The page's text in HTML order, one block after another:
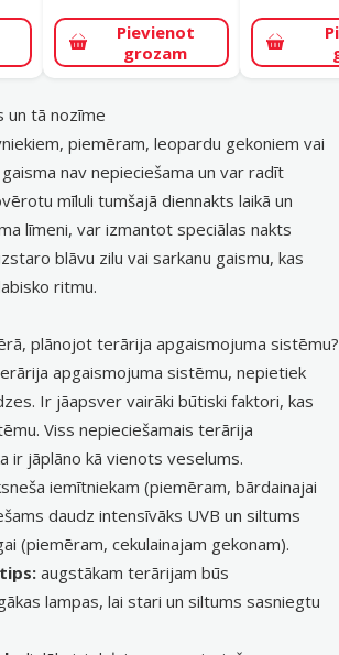
Pievienot
grozam
un tā nozīme
piemēram, leopardu gekoniem vai
nav nepieciešama un var radīt
mīluli tumšajā diennakts laikā un
līmeni, var izmantot speciālas nakts
blāvu zilu vai sarkanu gaismu, kas
ritmu.
plānojot terārija apgaismojuma sistēmu?
apgaismojuma sistēmu, nepietiek
Ir jāapsver vairāki būtiski faktori, kas
Viss nepieciešamais terārija
ir jāplāno kā vienots veselums.
iemītniekam (piemēram, bārdainajai
daudz intensīvāks UVB un siltums
(piemēram, cekulainajam gekonam).
augstākam terārijam būs
lampas, lai stari un siltums sasniegtu